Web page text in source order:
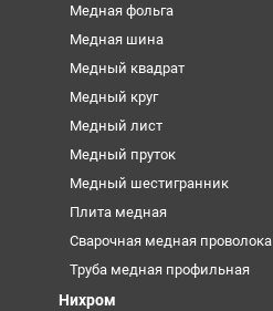
Медная фольга
Медная шина
Медный квадрат
Медный круг
Медный лист
Медный пруток
Медный шестигранник
Плита медная
Сварочная медная проволока
Труба медная профильная
Нихром